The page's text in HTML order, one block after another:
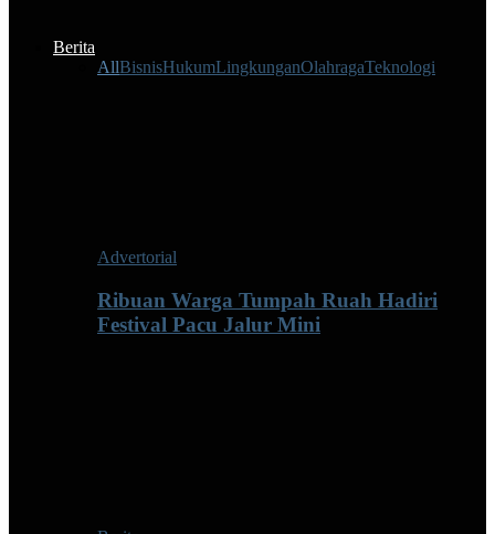
Berita
AllBisnisHukumLingkunganOlahragaTeknologi
Advertorial
Ribuan Warga Tumpah Ruah Hadiri
Festival Pacu Jalur Mini